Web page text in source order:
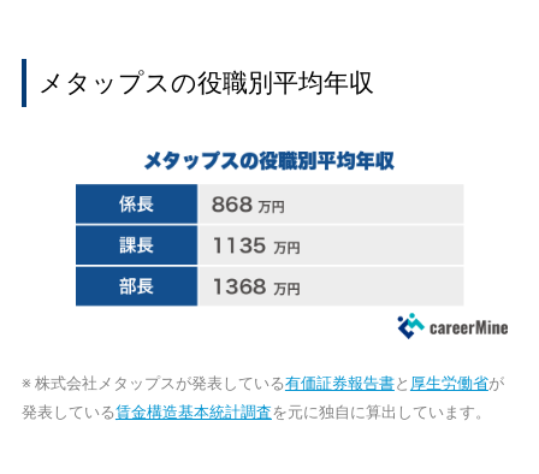
メタップスの役職別平均年収
※ 株式会社メタップスが発表している有価証券報告書と 厚生労働省が
発表している賃金構造基本統計調査を元に独自に算出しています。